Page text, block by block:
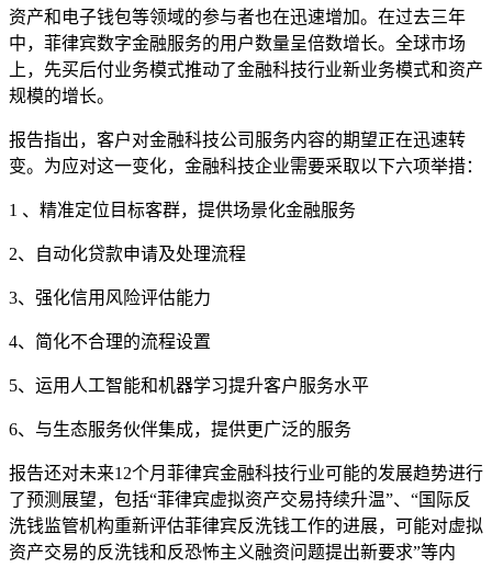
资产和电子钱包等领域的参与者也在迅速增加。在过去三年
中，菲律宾数字金融服务的用户数量呈倍数增长。全球市场
上，先买后付业务模式推动了金融科技行业新业务模式和资产
规模的增长。
报告指出，客户对金融科技公司服务内容的期望正在迅速转
变。为应对这一变化，金融科技企业需要采取以下六项举措：
1 、精准定位目标客群，提供场景化金融服务
2、自动化贷款申请及处理流程
3、强化信用风险评估能力
4、简化不合理的流程设置
5、运用人工智能和机器学习提升客户服务水平
6、与生态服务伙伴集成，提供更广泛的服务
报告还对未来12个月菲律宾金融科技行业可能的发展趋势进行
了预测展望，包括“菲律宾虚拟资产交易持续升温”、“国际反
洗钱监管机构重新评估菲律宾反洗钱工作的进展，可能对虚拟
资产交易的反洗钱和反恐怖主义融资问题提出新要求”等内